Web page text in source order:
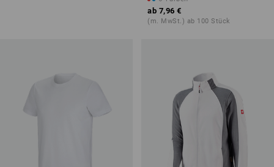
ab 7,96 €
(m. MwSt.) ab 100 Stück